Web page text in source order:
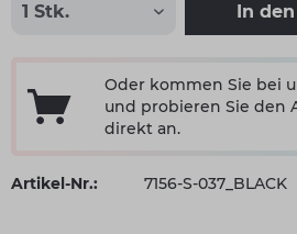
In den
Oder kommen Sie bei
und probieren Sie den
direkt an.
Artikel-Nr.: 7156-S-037_BLACK